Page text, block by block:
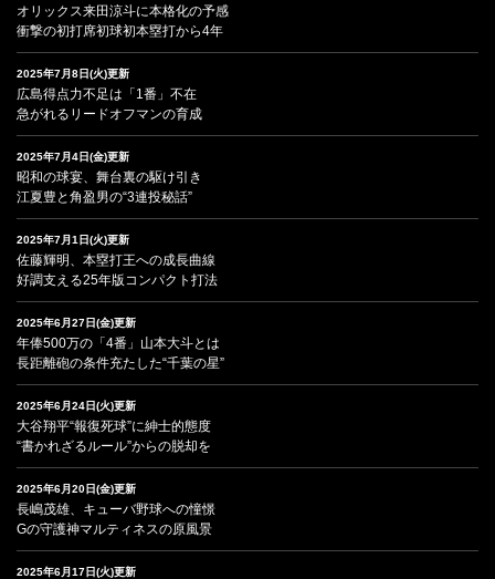
オリックス来田涼斗に本格化の予感
衝撃の初打席初球初本塁打から4年
2025年7月8日(火)更新
広島得点力不足は「1番」不在
急がれるリードオフマンの育成
2025年7月4日(金)更新
昭和の球宴、舞台裏の駆け引き
江夏豊と角盈男の“3連投秘話”
2025年7月1日(火)更新
佐藤輝明、本塁打王への成長曲線
好調支える25年版コンパクト打法
2025年6月27日(金)更新
年俸500万の「4番」山本大斗とは
長距離砲の条件充たした“千葉の星”
2025年6月24日(火)更新
大谷翔平“報復死球”に紳士的態度
“書かれざるルール”からの脱却を
2025年6月20日(金)更新
長嶋茂雄、キューバ野球への憧憬
Gの守護神マルティネスの原風景
2025年6月17日(火)更新